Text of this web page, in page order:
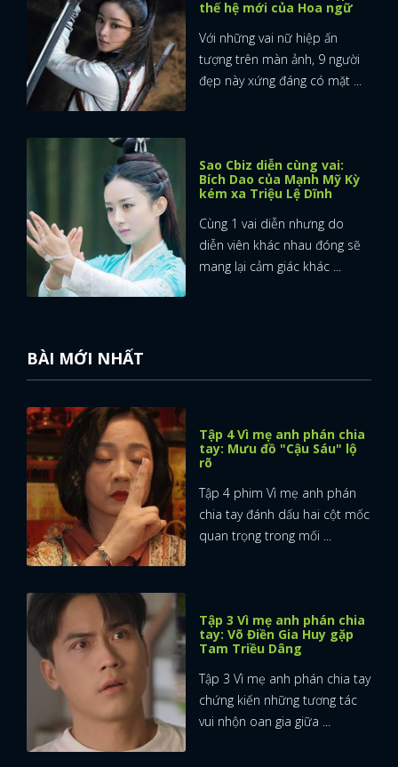
thế hệ mới của Hoa ngữ
Với những vai nữ hiệp ấn
tượng trên màn ảnh, 9 người
đẹp này xứng đáng có mặt ...
Sao Cbiz diễn cùng vai:
Bích Dao của Mạnh Mỹ Kỳ
kém xa Triệu Lệ Dĩnh
Cùng 1 vai diễn nhưng do
diễn viên khác nhau đóng sẽ
mang lại cảm giác khác ...
BÀI MỚI NHẤT
Tập 4 Vì mẹ anh phán chia
tay: Mưu đồ "Cậu Sáu" lộ
rõ
Tập 4 phim Vì mẹ anh phán
chia tay đánh dấu hai cột mốc
quan trọng trong mối ...
Tập 3 Vì mẹ anh phán chia
tay: Võ Điền Gia Huy gặp
Tam Triều Dâng
Tập 3 Vì mẹ anh phán chia tay
chứng kiến những tương tác
vui nhộn oan gia giữa ...